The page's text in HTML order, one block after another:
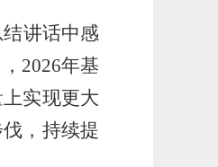
讲话中感
2026年基
实现更大
，持续提